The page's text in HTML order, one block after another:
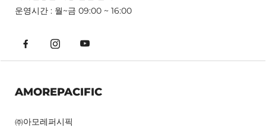
운영시간 : 월~금 09:00 ~ 16:00
AMOREPACIFIC
㈜아모레퍼시픽